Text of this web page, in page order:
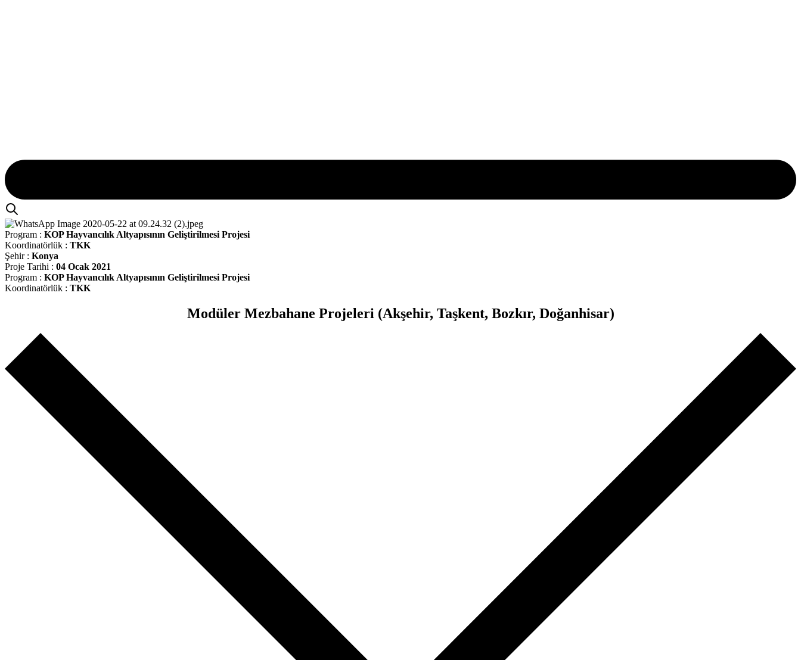
Program : KOP Hayvancılık Altyapısının Geliştirilmesi Projesi
Koordinatörlük : TKK
Şehir : Konya
Proje Tarihi : 04 Ocak 2021
Program : KOP Hayvancılık Altyapısının Geliştirilmesi Projesi
Koordinatörlük : TKK
Modüler Mezbahane Projeleri (Akşehir, Taşkent, Bozkır, Doğanhisar)